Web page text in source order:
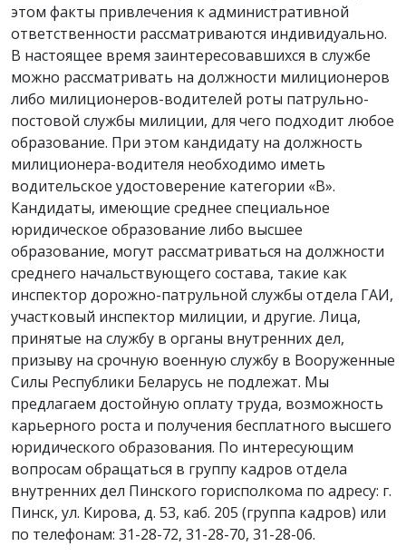
этом факты привлечения к административной
ответственности рассматриваются индивидуально.
В настоящее время заинтересовавшихся в службе
можно рассматривать на должности милиционеров
либо милиционеров-водителей роты патрульно-
постовой службы милиции, для чего подходит любое
образование. При этом кандидату на должность
милиционера-водителя необходимо иметь
водительское удостоверение категории «В».
Кандидаты, имеющие среднее специальное
юридическое образование либо высшее
образование, могут рассматриваться на должности
среднего начальствующего состава, такие как
инспектор дорожно-патрульной службы отдела ГАИ,
участковый инспектор милиции, и другие. Лица,
принятые на службу в органы внутренних дел,
призыву на срочную военную службу в Вооруженные
Силы Республики Беларусь не подлежат. Мы
предлагаем достойную оплату труда, возможность
карьерного роста и получения бесплатного высшего
юридического образования. По интересующим
вопросам обращаться в группу кадров отдела
внутренних дел Пинского горисполкома по адресу: г.
Пинск, ул. Кирова, д. 53, каб. 205 (группа кадров) или
по телефонам: 31-28-72, 31-28-70, 31-28-06.